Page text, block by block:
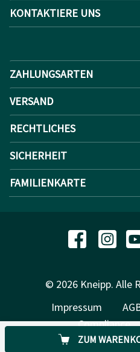
ZUM
KONTAKTIERE UNS
ZAHLUNGSARTEN
VERSAND
RECHTLICHES
SICHERHEIT
FAMILIENKARTE
© 2026 Kneipp. Alle
Impressum
Compliance